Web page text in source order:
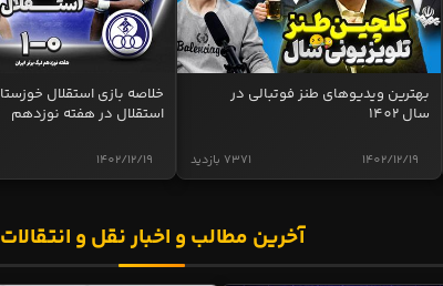
بهترین ویدیوهای طنز فوتبالی در
سال 1402
7371 بازدید 1402/12/19
استقلال در هفته نوزدهم
1402/12/19
آخرین مطالب و اخبار نقل و انتقالات